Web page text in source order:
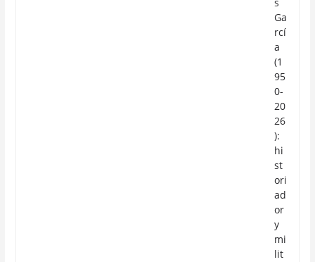
Ga
rcí
a
(1
95
0-
20
26
):
hi
st
ori
ad
or
y
mi
lit